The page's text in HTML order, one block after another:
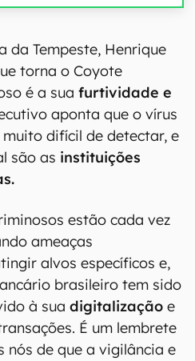
da Tempeste, Henrique
torna o Coyote
é a sua furtividade e
aponta que o vírus
difícil de detectar, e
são as instituições
estão cada vez
ameaças
alvos específicos e,
brasileiro tem sido
à sua digitalização e
É um lembrete
de que a vigilância e